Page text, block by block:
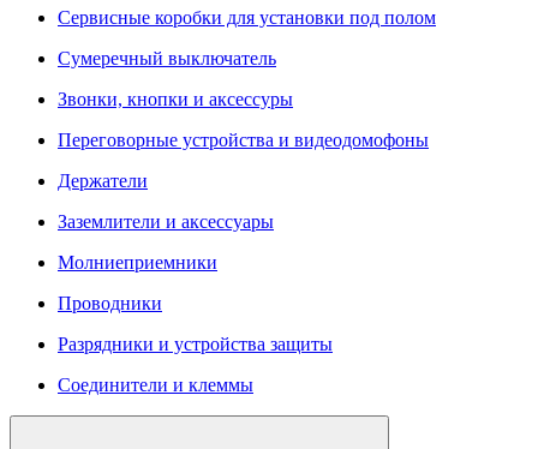
Сервисные коробки для установки под полом
Сумеречный выключатель
Звонки, кнопки и аксессуры
Переговорные устройства и видеодомофоны
Держатели
Заземлители и аксессуары
Молниеприемники
Проводники
Разрядники и устройства защиты
Соединители и клеммы